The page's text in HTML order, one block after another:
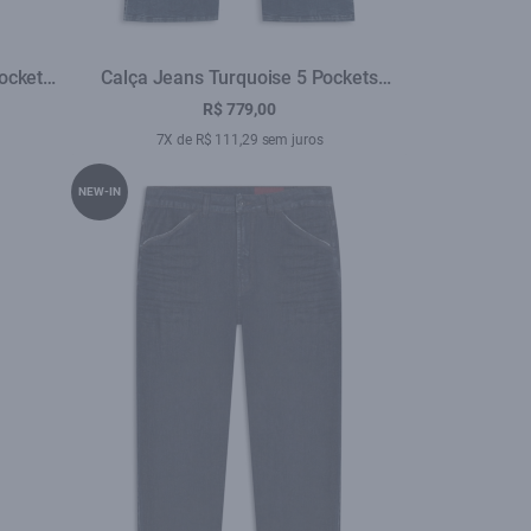
Calça Jeans Turquoise 5 Pockets
Lav.Medio C/ Rede i
R$ 779,00
7X de R$ 111,29 sem juros
NEW-IN